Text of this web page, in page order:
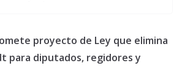
proyecto de Ley que elimina
para diputados, regidores y